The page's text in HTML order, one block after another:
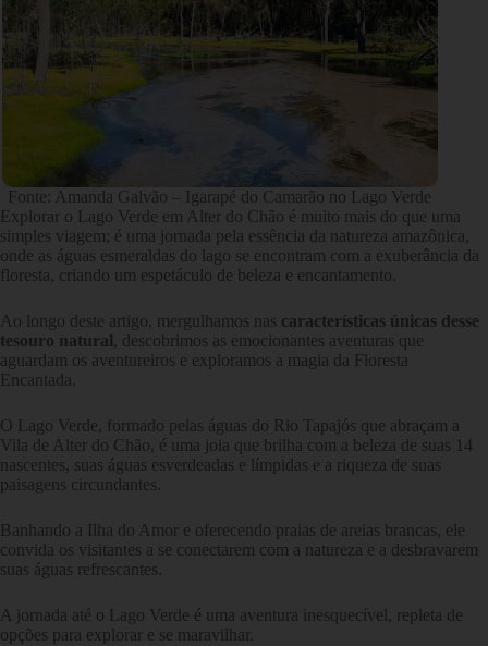
Fonte: Amanda Galvão – Igarapé do Camarão no Lago Verde
Explorar o Lago Verde em Alter do Chão é muito mais do que uma
simples viagem; é uma jornada pela essência da natureza amazônica,
onde as águas esmeraldas do lago se encontram com a exuberância da
floresta, criando um espetáculo de beleza e encantamento.
Ao longo deste artigo, mergulhamos nas características únicas desse
tesouro natural , descobrimos as emocionantes aventuras que
aguardam os aventureiros e exploramos a magia da Floresta
Encantada.
O Lago Verde, formado pelas águas do Rio Tapajós que abraçam a
Vila de Alter do Chão, é uma joia que brilha com a beleza de suas 14
nascentes, suas águas esverdeadas e límpidas e a riqueza de suas
paisagens circundantes.
Banhando a Ilha do Amor e oferecendo praias de areias brancas, ele
convida os visitantes a se conectarem com a natureza e a desbravarem
suas águas refrescantes.
A jornada até o Lago Verde é uma aventura inesquecível, repleta de
opções para explorar e se maravilhar.